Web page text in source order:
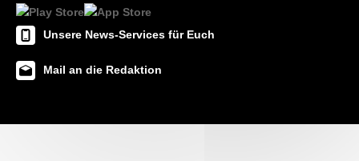
Unsere News-Services für Euch
Mail an die Redaktion